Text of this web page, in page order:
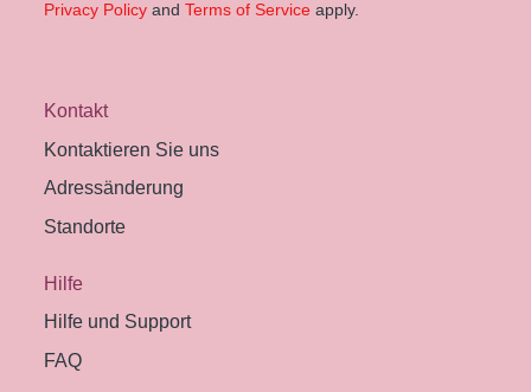
Privacy Policyand Terms of Service apply.
Kontakt
Kontaktieren Sie uns
Adressänderung
Standorte
Hilfe
Hilfe und Support
FAQ